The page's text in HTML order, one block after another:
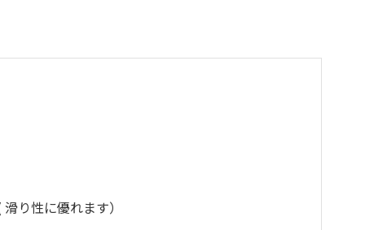
り性に優れます）